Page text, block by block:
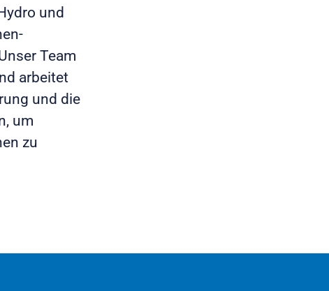
und
Team
arbeitet
und die
um
zu